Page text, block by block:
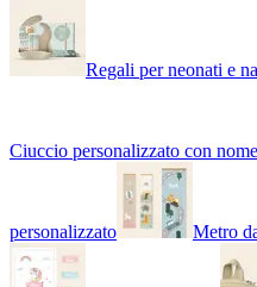
Regali per neonati e
Ciuccio personalizzato con nome
personalizzato Metro